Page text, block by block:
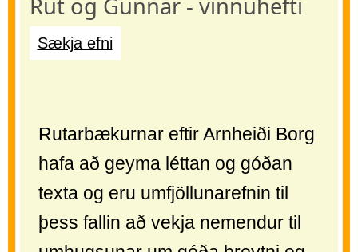
Sækja efni
Rutarbækurnar eftir Arnheiði Borg
hafa að geyma léttan og góðan
texta og eru umfjöllunarefnin til
þess fallin að vekja nemendur til